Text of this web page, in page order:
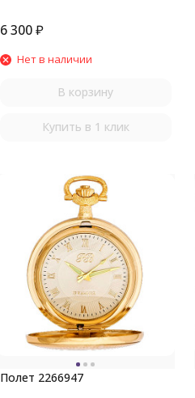
6 300 ₽
Нет в наличии
В корзину
Купить в 1 клик
Полет 2266947